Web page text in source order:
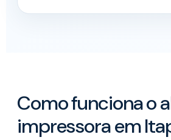
Como funciona o
impressora em